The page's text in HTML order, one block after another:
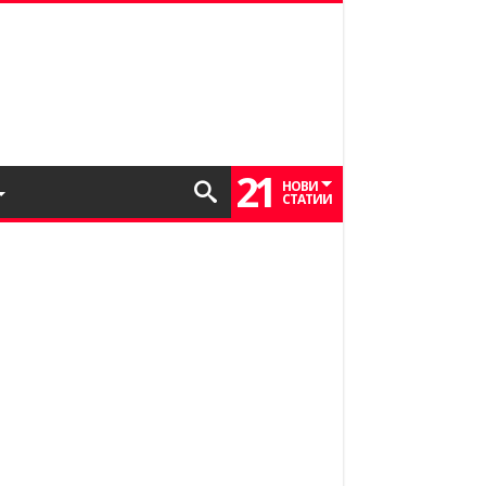
21 НОВИ
СТАТИИ